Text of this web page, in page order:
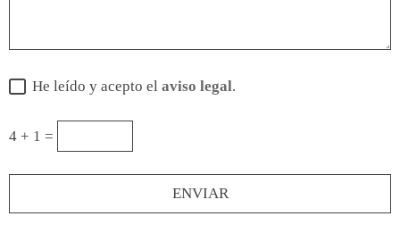
He leído y acepto el aviso legal.
4 + 1 =